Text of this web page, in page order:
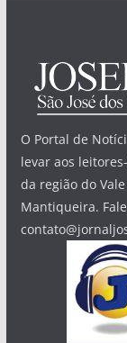
O Portal de
levar aos
da região do
Mantiqueira.